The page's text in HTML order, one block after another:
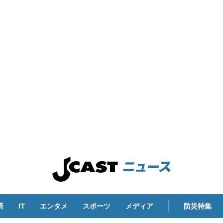
IT エンタメ スポーツ メディア 防災特集